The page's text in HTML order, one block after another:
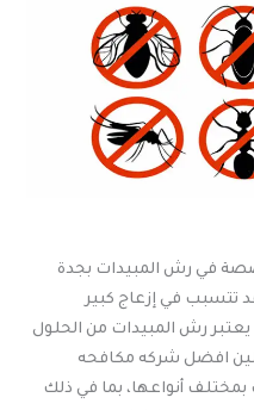
في رش المبيدات بجدة
تتسبب في إزعاج كبير
يعتبر رش المبيدات من الحلول
افضل شركه مكافحه
أنواعها، بما في ذلك